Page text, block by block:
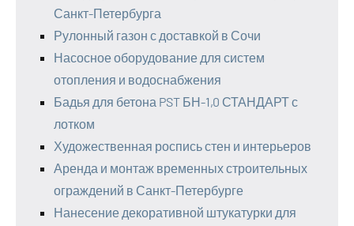
Санкт-Петербурга
Рулонный газон с доставкой в Сочи
Насосное оборудование для систем
отопления и водоснабжения
Бадья для бетона PST БН-1,0 СТАНДАРТ с
лотком
Художественная роспись стен и интерьеров
Аренда и монтаж временных строительных
ограждений в Санкт-Петербурге
Нанесение декоративной штукатурки для